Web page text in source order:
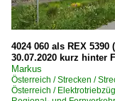
4024 060 als REX
30.07.2020 kurz hinter
Markus
Österreich / Strecken /
Österreich /